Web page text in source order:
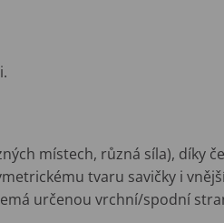
místech, různá síla), díky
tvaru savičky i
určenou vrchní/spodní